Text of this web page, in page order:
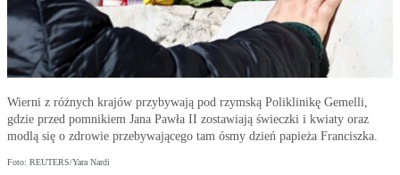
Wierni z różnych krajów przybywają pod rzymską Poliklinikę Gemelli,
gdzie przed pomnikiem Jana Pawła II zostawiają świeczki i kwiaty oraz
modlą się o zdrowie przebywającego tam ósmy dzień papieża Franciszka.
Foto: REUTERS/Yara Nardi